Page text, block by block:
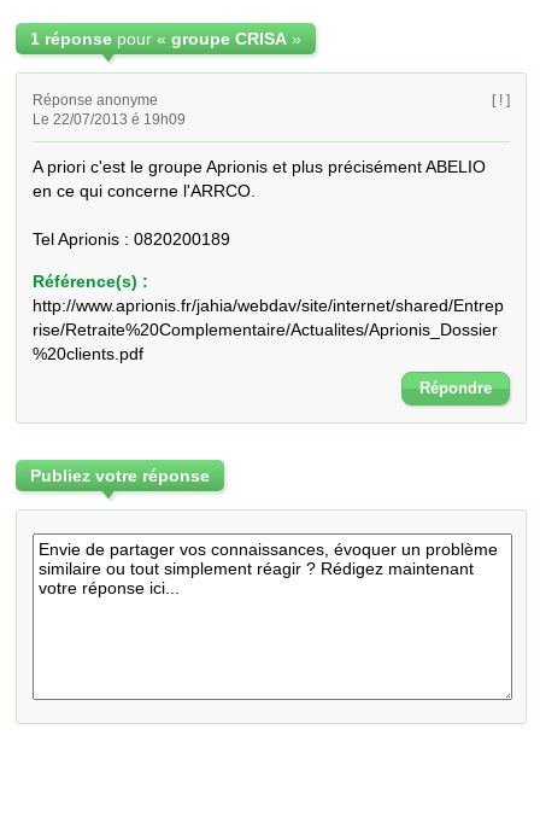
1 réponse pour «groupe CRISA »
Réponse anonyme
Le 22/07/2013 é 19h09
[ ! ]
A priori c'est le groupe Aprionis et plus précisément ABELIO
en ce qui concerne l'ARRCO.
Tel Aprionis : 0820200189
Référence(s) :
http://www.aprionis.fr/jahia/webdav/site/internet/shared/Entrep
rise/Retraite%20Complementaire/Actualites/Aprionis_Dossier
%20clients.pdf
Répondre
Publiez votre réponse